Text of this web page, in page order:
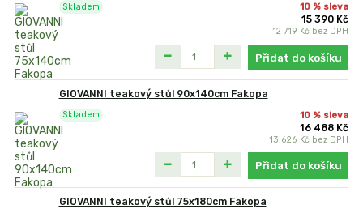
10 % sleva
15 390 Kč
12 719 Kč bez DPH
Skladem
Přidat do košíku
GIOVANNI teakový stůl 90x140cm Fakopa
10 % sleva
16 488 Kč
13 626 Kč bez DPH
Skladem
Přidat do košíku
GIOVANNI teakový stůl 75x180cm Fakopa